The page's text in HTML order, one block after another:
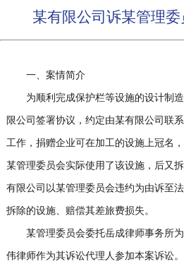
某有限公司诉某管理
一、案情简介
为顺利完成保护栏等设施的设计制
限公司签署协议，约定由某有限公司联
工作，捐赠企业可在加工的设施上冠名
某管理委员会实际使用了该设施，后又
有限公司以某管理委员会违约为由诉至
拆除的设施、赔偿其差旅费损失。
某管理委员会委托岳成律师事务所
伟律师作为其诉讼代理人参加本案诉讼。